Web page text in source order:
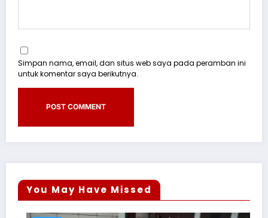
Simpan nama, email, dan situs web saya pada peramban ini
untuk komentar saya berikutnya.
You May Have Missed